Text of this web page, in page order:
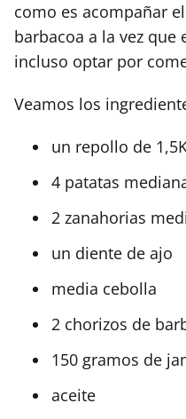
como es acompañar
barbacoa a la vez
incluso optar por
Veamos los
un repollo de
4 patatas
2 zanahorias
un diente de ajo
media cebolla
2 chorizos de
150 gramos de
aceite